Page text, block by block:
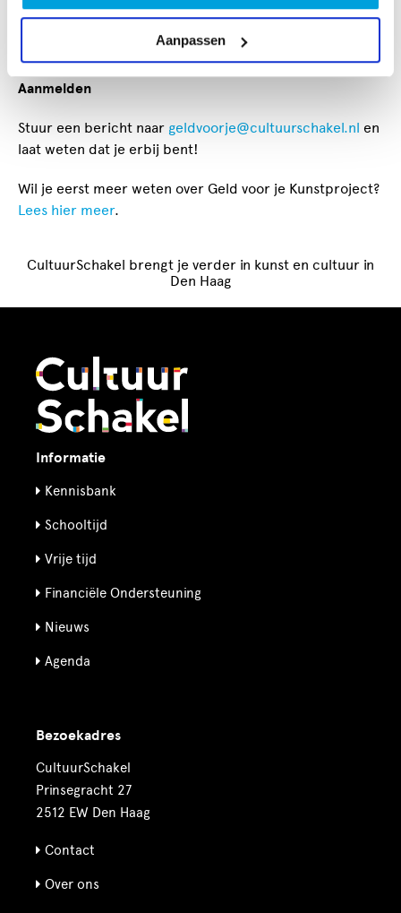
Aanpassen
gaan
Je kunt vragen stellen aan een van onze aanwezige
adviseurs Cultuurbeoefening
Aanmelden
Stuur een bericht naar geldvoorje@cultuurschakel.nl en
laat weten dat je erbij bent!
Wil je eerst meer weten over Geld voor je Kunstproject?
Lees hier meer.
CultuurSchakel brengt je verder in kunst en cultuur in
Den Haag
Informatie
Kennisbank
Schooltijd
Vrije tijd
Financiële Ondersteuning
Nieuws
Agenda
Bezoekadres
CultuurSchakel
Prinsegracht 27
2512 EW Den Haag
Contact
Over ons